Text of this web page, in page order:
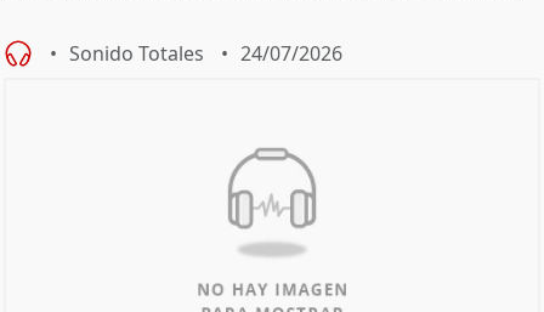
Sonido Totales 24/07/2026